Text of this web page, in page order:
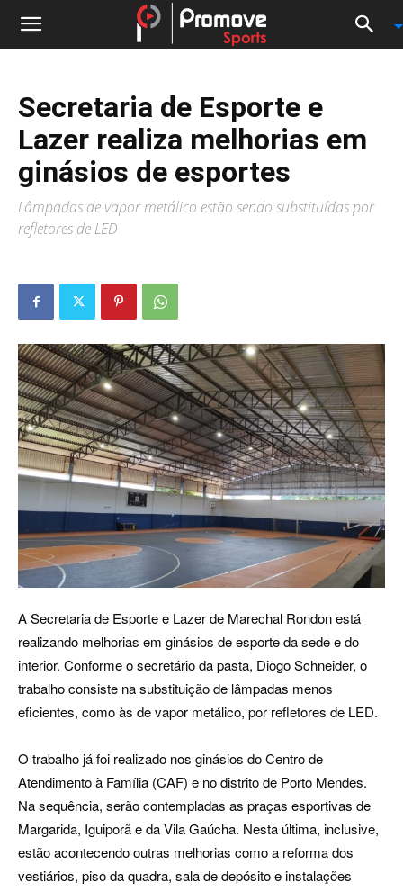
Secretaria de Esporte e
Lazer realiza melhorias em
ginásios de esportes
Lâmpadas de vapor metálico estão sendo substituídas por
refletores de LED
A Secretaria de Esporte e Lazer de Marechal Rondon está
realizando melhorias em ginásios de esporte da sede e do
interior. Conforme o secretário da pasta, Diogo Schneider, o
trabalho consiste na substituição de lâmpadas menos
eficientes, como às de vapor metálico, por refletores de LED.
O trabalho já foi realizado nos ginásios do Centro de
Atendimento à Família (CAF) e no distrito de Porto Mendes.
Na sequência, serão contempladas as praças esportivas de
Margarida, Iguiporã e da Vila Gaúcha. Nesta última, inclusive,
estão acontecendo outras melhorias como a reforma dos
vestiários, piso da quadra, sala de depósito e instalações